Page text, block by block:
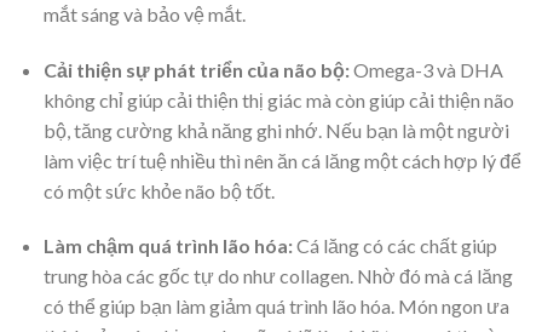
mắt sáng và bảo vệ mắt.
Cải thiện sự phát triển của não bộ:Omega-3 và DHA
không chỉ giúp cải thiện thị giác mà còn giúp cải thiện não
bộ, tăng cường khả năng ghi nhớ. Nếu bạn là một người
làm việc trí tuệ nhiều thì nên ăn cá lăng một cách hợp lý để
có một sức khỏe não bộ tốt.
Làm chậm quá trình lão hóa:Cá lăng có các chất giúp
trung hòa các gốc tự do như collagen. Nhờ đó mà cá lăng
có thể giúp bạn làm giảm quá trình lão hóa. Món ngon ưa